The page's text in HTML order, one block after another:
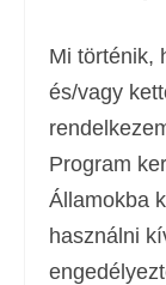
日
한국
Mi történik,
és/vagy
Program
Államokba
használni